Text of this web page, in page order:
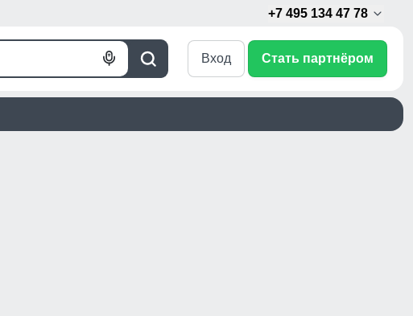
+7 495 134 47 78
Поиск
Голосовой
Вход Стать партнёром